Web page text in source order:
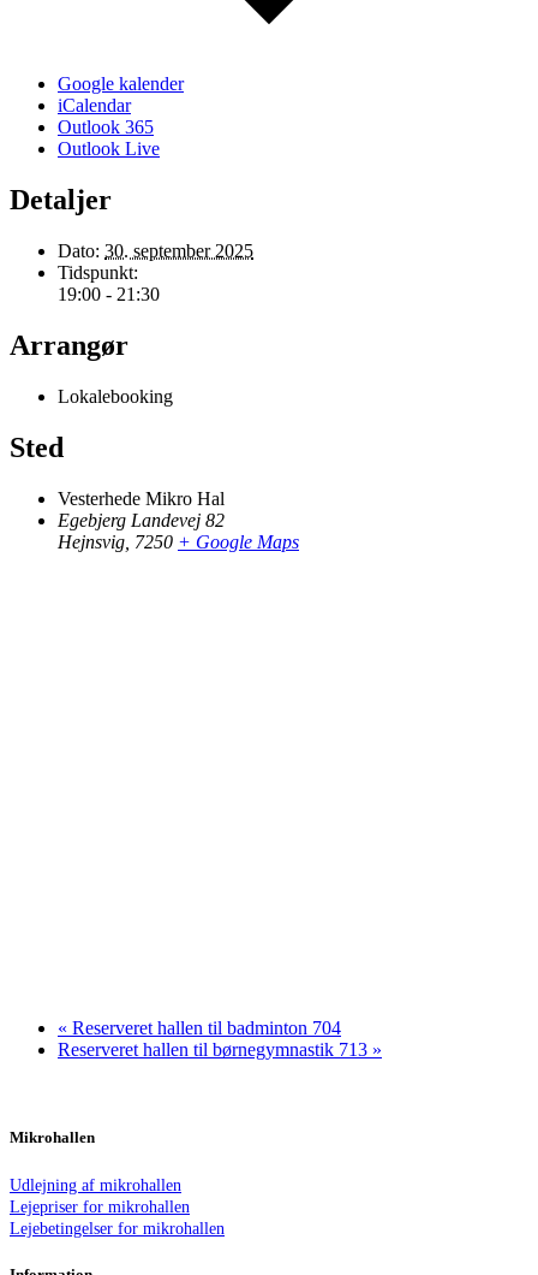
Google kalender
iCalendar
Outlook 365
Outlook Live
Detaljer
Dato: 30. september 2025
Tidspunkt:
19:00 - 21:30
Arrangør
Lokalebooking
Sted
Vesterhede Mikro Hal
Egebjerg Landevej 82
Hejnsvig 7250 + Google Maps
« Reserveret hallen til badminton 704
Reserveret hallen til børnegymnastik 713 »
Mikrohallen
Udlejning af mikrohallen
Lejepriser for mikrohallen
Lejebetingelser for mikrohallen